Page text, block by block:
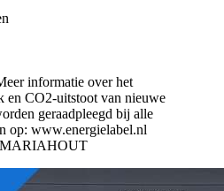
informatie over het
en CO2-uitstoot van nieuwe
geraadpleegd bij alle
op: www.energielabel.nl